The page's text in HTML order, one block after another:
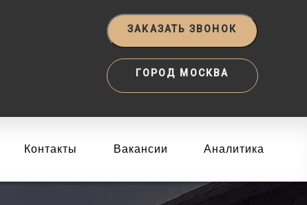
ЗАКАЗАТЬ ЗВОНОК
ГОРОД МОСКВА
Контакты Вакансии Аналитика